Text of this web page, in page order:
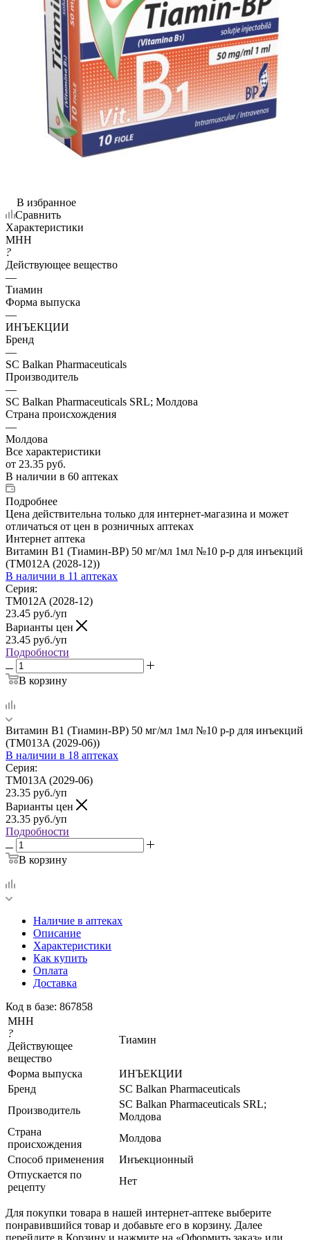
В избранное
Сравнить
Характеристики
МНН
?
Действующее вещество
—
Тиамин
Форма выпуска
—
ИНЪЕКЦИИ
Бренд
—
SC Balkan Pharmaceuticals
Производитель
—
SC Balkan Pharmaceuticals SRL; Молдова
Страна происхождения
—
Молдова
Все характеристики
от 23.35 руб.
В наличии в 60 аптеках
Подробнее
Цена действительна только для интернет-магазина и может
отличаться от цен в розничных аптеках
Интернет аптека
Витамин В1 (Тиамин-ВР) 50 мг/мл 1мл №10 р-р для инъекций
(TM012A (2028-12))
В наличии в 11 аптеках
Серия:
TM012A (2028-12)
23.45 руб./уп
Варианты цен
23.45 руб./уп
Подробности
В корзину
Витамин В1 (Тиамин-ВР) 50 мг/мл 1мл №10 р-р для инъекций
(TM013A (2029-06))
В наличии в 18 аптеках
Серия:
TM013A (2029-06)
23.35 руб./уп
Варианты цен
23.35 руб./уп
Подробности
В корзину
Наличие в аптеках
Описание
Характеристики
Как купить
Оплата
Доставка
Код в базе: 867858
МНН
?
Действующее
вещество
Тиамин
Форма выпуска
ИНЪЕКЦИИ
Бренд
SC Balkan Pharmaceuticals
Производитель
SC Balkan Pharmaceuticals SRL;
Молдова
Страна
происхождения
Молдова
Способ применения
Инъекционный
Отпускается по
рецепту
Нет
Для покупки товара в нашей интернет-аптеке выберите
понравившийся товар и добавьте его в корзину. Далее
перейдите в Корзину и нажмите на «Оформить заказ» или